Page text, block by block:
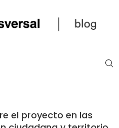
el proyecto en las